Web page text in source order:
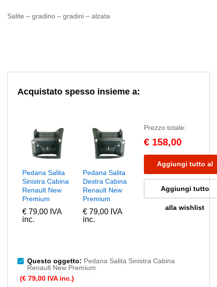
Acquistato spesso insieme a:
Pedana Salita
Sinistra Cabina
Renault New
Premium
€ 79,00 IVA
inc.
Pedana Salita
Destra Cabina
Renault New
Premium
€ 79,00 IVA
inc.
Prezzo totale:
€158,00
Aggiungi tutto al
Aggiungi tutto
alla wishlist
Questo oggetto: Pedana Salita Sinistra Cabina
Renault New Premium
(€ 79,00 IVA inc.)
Salite – gradino – gradini – alzata